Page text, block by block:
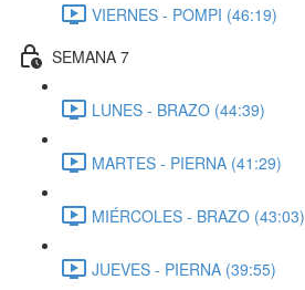
VIERNES - POMPI (46:19)
SEMANA 7
LUNES - BRAZO (44:39)
MARTES - PIERNA (41:29)
MIÉRCOLES - BRAZO (43:03)
JUEVES - PIERNA (39:55)